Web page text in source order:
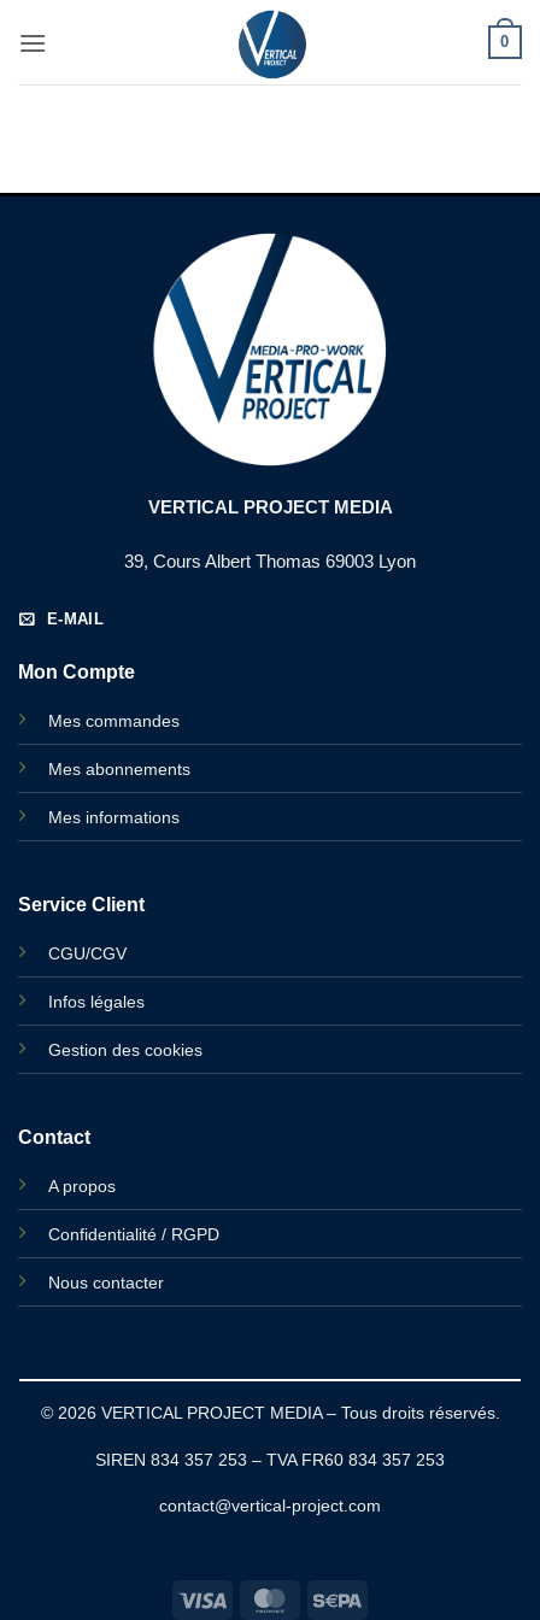
0
VERTICAL PROJECT MEDIA
39, Cours Albert Thomas 69003 Lyon
E-MAIL
Mon Compte
Mes commandes
Mes abonnements
Mes informations
Service Client
CGU/CGV
Infos légales
Gestion des cookies
Contact
A propos
Confidentialité / RGPD
Nous contacter
© 2026 VERTICAL PROJECT MEDIA – Tous droits réservés.
SIREN 834 357 253 – TVA FR60 834 357 253
contact@vertical-project.com
Visa MasterCard